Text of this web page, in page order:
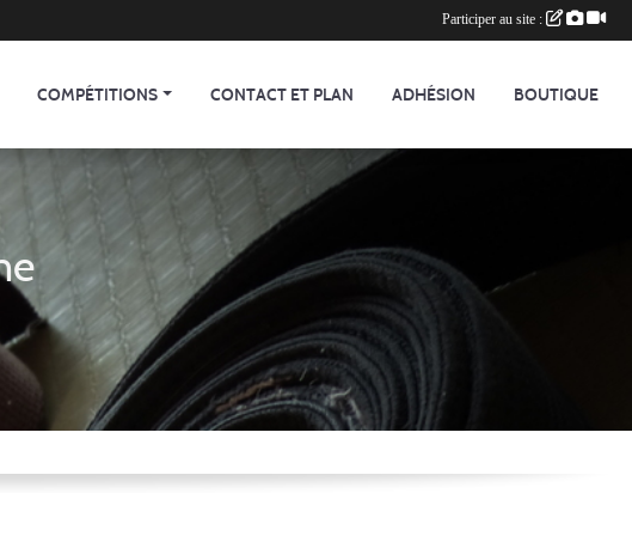
COMPÉTITIONS CONTACT ET PLAN ADHÉSION BOUTIQUE
Participer au site :